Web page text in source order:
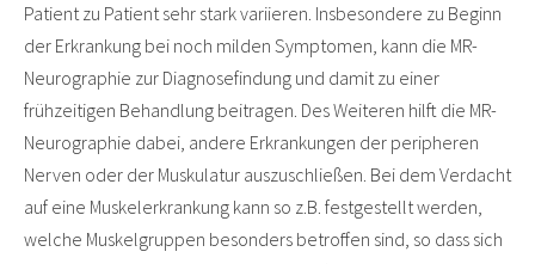
Patient zu Patient sehr stark variieren. Insbesondere zu Beginn
der Erkrankung bei noch milden Symptomen, kann die MR-
Neurographie zur Diagnosefindung und damit zu einer
frühzeitigen Behandlung beitragen. Des Weiteren hilft die MR-
Neurographie dabei, andere Erkrankungen der peripheren
Nerven oder der Muskulatur auszuschließen. Bei dem Verdacht
auf eine Muskelerkrankung kann so z.B. festgestellt werden,
welche Muskelgruppen besonders betroffen sind, so dass sich